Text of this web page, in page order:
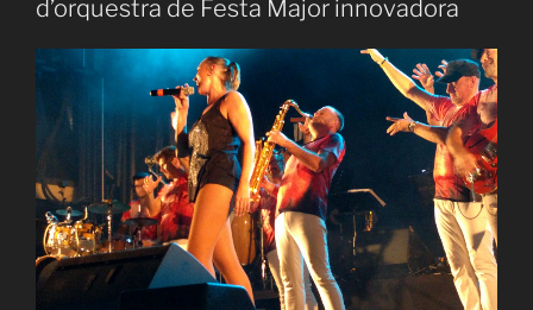
d’orquestra de Festa Major innovadora